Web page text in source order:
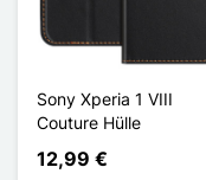
Sony Xperia 1 VIII
Couture Hülle
12,99 €